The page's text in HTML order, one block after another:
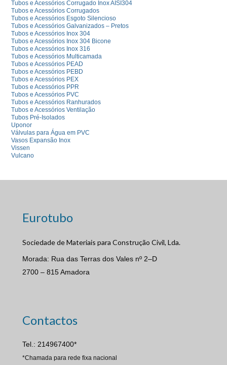
Tubos e Acessórios Corrugado Inox AISI304
Tubos e Acessórios Corrugados
Tubos e Acessórios Esgoto Silencioso
Tubos e Acessórios Galvanizados – Pretos
Tubos e Acessórios Inox 304
Tubos e Acessórios Inox 304 Bicone
Tubos e Acessórios Inox 316
Tubos e Acessórios Multicamada
Tubos e Acessórios PEAD
Tubos e Acessórios PEBD
Tubos e Acessórios PEX
Tubos e Acessórios PPR
Tubos e Acessórios PVC
Tubos e Acessórios Ranhurados
Tubos e Acessórios Ventilação
Tubos Pré-Isolados
Uponor
Válvulas para Água em PVC
Vasos Expansão Inox
Vissen
Vulcano
Eurotubo
Sociedade de Materiais para Construção Civil, Lda.
Morada: Rua das Terras dos Vales nº 2–D
2700 – 815 Amadora
Contactos
Tel.: 214967400*
*Chamada para rede fixa nacional